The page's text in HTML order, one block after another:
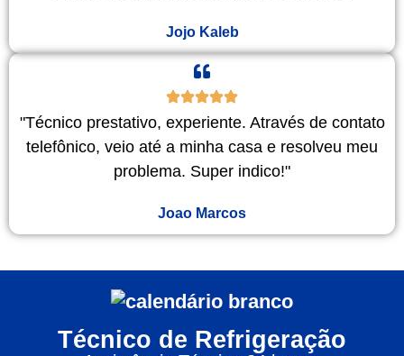
Jojo Kaleb
"Técnico prestativo, experiente. Através de contato
telefônico, veio até a minha casa e resolveu meu
problema. Super indico!"
Joao Marcos
Técnico de Refrigeração